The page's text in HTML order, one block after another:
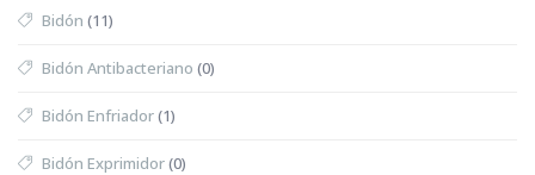
Bidón (11)
Bidón Antibacteriano (0)
Bidón Enfriador(1)
Bidón Exprimidor(0)